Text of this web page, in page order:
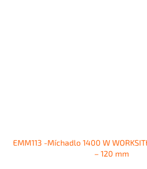
EMM113 -Míchadlo 1400 W
– 120 mm